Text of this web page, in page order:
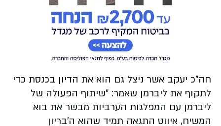
חה"כ יעקב אשר ניצל גם הוא את הדיון בכנסת כדי
לתקוף את ליברמן שאמר: "שיתוף הפעולה של
ליברמן עם המפלגות הערביות מבשר את בוא
המשיח, איווט התגאה תמיד שהוא ה'בריון